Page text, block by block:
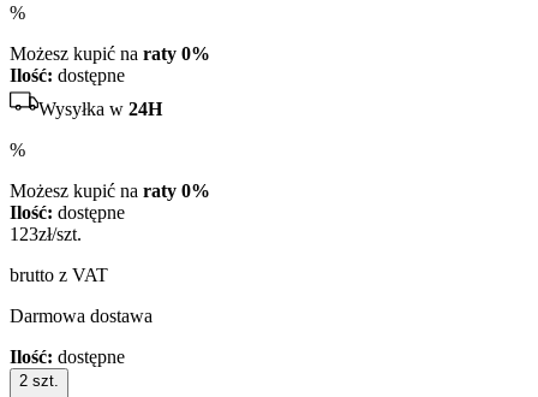
%
Możesz kupić na raty 0%
Ilość: dostępne
Wysyłka w 24H
%
Możesz kupić na raty 0%
Ilość: dostępne
123zł/szt.
brutto z VAT
Darmowa dostawa
Ilość: dostępne
2 szt.